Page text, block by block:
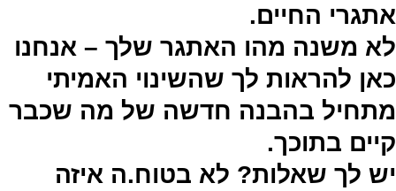
אתגרי החיים.
לא משנה מהו האתגר שלך – אנחנו
כאן להראות לך שהשינוי האמיתי
מתחיל בהבנה חדשה של מה שכבר
קיים בתוכך.
יש לך שאלות? לא בטוח.ה איזה